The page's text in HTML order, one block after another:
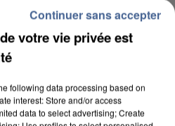
votre vie privée est
following data processing based on
interest: Store and/or access
data to select advertising; Create
Continuer sans accepter